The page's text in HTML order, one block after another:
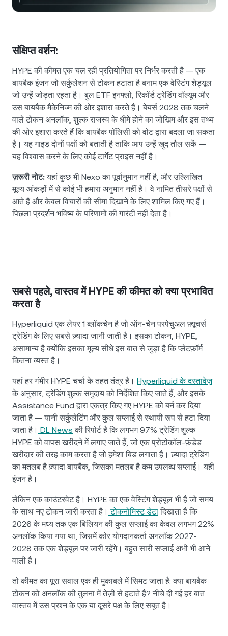
Nexo Card
निजी ग्राहक
लॉयल्टी प्रोग्राम
Polkadot DOT 0.28%
XRP XRP
Solana SOL 1.15%
EURC EURC
सभी एसेट्स ब्राउज़ करें
न्यूज़ और इनसाइट्स
संक्षिप्त वर्शन:
HYPE की कीमत एक चल रही प्रतियोगिता पर निर्भर करती है — एक
बायबैक इंजन जो सर्कुलेशन से टोकन हटाता है बनाम एक वेस्टिंग शेड्यूल
जो उन्हें जोड़ता रहता है। बुल ETF इनफ्लो, रिकॉर्ड ट्रेडिंग वॉल्यूम और
उस बायबैक मैकेनिज्म की ओर इशारा करते हैं। बेयर्स 2028 तक चलने
वाले टोकन अनलॉक, शुल्क राजस्व के धीमे होने का जोखिम और इस तथ्य
की ओर इशारा करते हैं कि बायबैक पॉलिसी को वोट द्वारा बदला जा सकता
है। यह गाइड दोनों पक्षों को बताती है ताकि आप उन्हें खुद तौल सकें —
यह विश्वास करने के लिए कोई टार्गेट प्राइस नहीं है।
ज़रूरी नोट:यहां कुछ भी Nexo का पूर्वानुमान नहीं है, और उल्लिखित
मूल्य आंकड़ों में से कोई भी हमारा अनुमान नहीं है। वे नामित तीसरे पक्षों से
आते हैं और केवल विचारों की सीमा दिखाने के लिए शामिल किए गए हैं।
पिछला प्रदर्शन भविष्य के परिणामों की गारंटी नहीं देता है।
सबसे पहले, वास्तव में HYPE की कीमत को क्या प्रभावित
करता है
Hyperliquid एक लेयर 1 ब्लॉकचेन है जो ऑन-चेन परपेचुअल फ़्यूचर्स
ट्रेडिंग के लिए सबसे ज़्यादा जानी जाती है। इसका टोकन, HYPE,
असामान्य है क्योंकि इसका मूल्य सीधे इस बात से जुड़ा है कि प्लेटफ़ॉर्म
कितना व्यस्त है।
यहां हर गंभीर HYPE चर्चा के तहत तंत्र है। Hyperliquid के दस्तावेज़
के अनुसार, ट्रेडिंग शुल्क समुदाय को निर्देशित किए जाते हैं, और इसके
Assistance Fund द्वारा एकत्र किए गए HYPE को बर्न कर दिया
जाता है — यानी सर्कुलेटिंग और कुल सप्लाई से स्थायी रूप से हटा दिया
जाता है। DL News की रिपोर्ट है कि लगभग 97% ट्रेडिंग शुल्क
HYPE को वापस खरीदने में लगाए जाते हैं, जो एक प्रोटोकॉल-फ़ंडेड
खरीदार की तरह काम करता है जो हमेशा बिड लगाता है। ज़्यादा ट्रेडिंग
का मतलब है ज़्यादा बायबैक, जिसका मतलब है कम उपलब्ध सप्लाई। यही
इंजन है।
लेकिन एक काउंटरवेट है। HYPE का एक वेस्टिंग शेड्यूल भी है जो समय
के साथ नए टोकन जारी करता है। टोकनोमिस्ट डेटादिखाता है कि
2026 के मध्य तक एक बिलियन की कुल सप्लाई का केवल लगभग 22%
अनलॉक किया गया था, जिसमें कोर योगदानकर्ता अनलॉक 2027-
2028 तक एक शेड्यूल पर जारी रहेंगे। बहुत सारी सप्लाई अभी भी आने
वाली है।
तो कीमत का पूरा सवाल एक ही मुकाबले में सिमट जाता है: क्या बायबैक
टोकन को अनलॉक की तुलना में तेज़ी से हटाते हैं? नीचे दी गई हर बात
वास्तव में उस प्रश्न के एक या दूसरे पक्ष के लिए सबूत है।